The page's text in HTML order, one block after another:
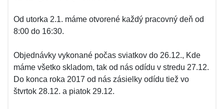
Od utorka 2.1. máme otvorené každý pracovný deň od
8:00 do 16:30.
Objednávky vykonané počas sviatkov do 26.12., Kde
máme všetko skladom, tak od nás odídu v stredu 27.12.
Do konca roka 2017 od nás zásielky odídu tiež vo
štvrtok 28.12. a piatok 29.12.